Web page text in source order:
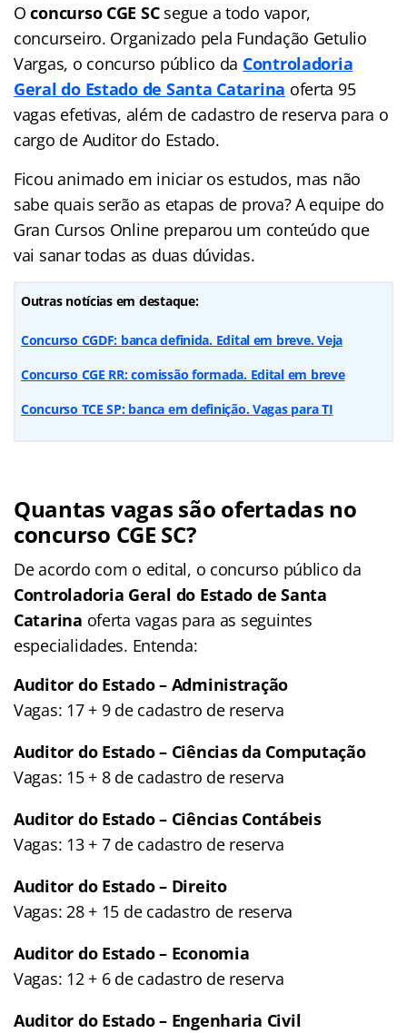
Oconcurso CGE SCsegue a todo vapor,
concurseiro. Organizado pela Fundação Getulio
Vargas, o concurso público da Controladoria
Geral do Estado de Santa Catarina oferta 95
vagas efetivas, além de cadastro de reserva para o
cargo de Auditor do Estado.
Ficou animado em iniciar os estudos, mas não
sabe quais serão as etapas de prova? A equipe do
Gran Cursos Online preparou um conteúdo que
vai sanar todas as duas dúvidas.
Outras notícias em destaque:
Concurso CGDF: banca definida. Edital em breve. Veja
Concurso CGE RR: comissão formada. Edital em breve
Concurso TCE SP: banca em definição. Vagas para TI
Quantas vagas são ofertadas no
concurso CGE SC?
De acordo com o edital, o concurso público da
Controladoria Geral do Estado de Santa
Catarina oferta vagas para as seguintes
especialidades. Entenda:
Auditor do Estado – Administração
Vagas: 17 + 9 de cadastro de reserva
Auditor do Estado – Ciências da Computação
Vagas: 15 + 8 de cadastro de reserva
Auditor do Estado – Ciências Contábeis
Vagas: 13 + 7 de cadastro de reserva
Auditor do Estado – Direito
Vagas: 28 + 15 de cadastro de reserva
Auditor do Estado – Economia
Vagas: 12 + 6 de cadastro de reserva
Auditor do Estado – Engenharia Civil